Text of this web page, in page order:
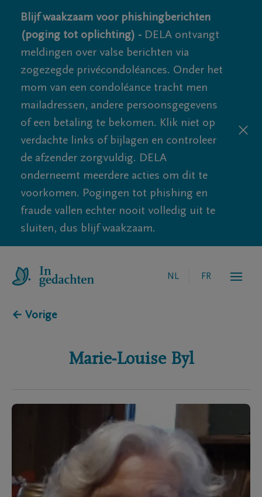
Blijf waakzaam voor phishingberichten
(poging tot oplichting) - DELA ontvangt
meldingen over valse berichten via
zogezegde privécondoléances. Onder het
mom van een condoléance tracht men
mailadressen, andere persoonsgegevens
of een betaling te bekomen. Klik niet op
verdachte links of bijlagen en controleer
de afzender zorgvuldig. DELA
onderneemt meerdere acties om dit te
voorkomen. Pogingen tot phishing en
fraude vallen echter nooit volledig uit te
sluiten, dus blijf waakzaam.
NL FR
← Vorige
Marie-Louise Byl